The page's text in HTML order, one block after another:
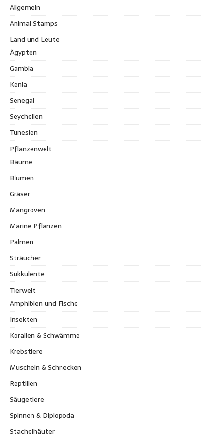
Allgemein
Animal Stamps
Land und Leute
Ägypten
Gambia
Kenia
Senegal
Seychellen
Tunesien
Pflanzenwelt
Bäume
Blumen
Gräser
Mangroven
Marine Pflanzen
Palmen
Sträucher
Sukkulente
Tierwelt
Amphibien und Fische
Insekten
Korallen & Schwämme
Krebstiere
Muscheln & Schnecken
Reptilien
Säugetiere
Spinnen & Diplopoda
Stachelhäuter